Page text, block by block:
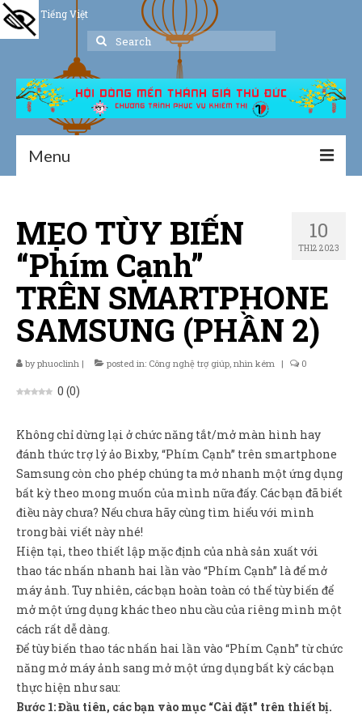
Tiếng Việt
Search
Menu
Giới thiệu
Hoạt động
Thư viện
Dịch vụ hỗ trợ
Sản Phẩm
Giúp đỡ
Liên hệ
10
TH12 2023
MẸO TÙY BIẾN
“Phím Cạnh”
TRÊN SMARTPHONE
SAMSUNG (PHẦN 2)
byphuoclinh | posted in: Công nghệ trợ giúp, nhìn kém | 0
0 (0)
Không chỉ dừng lại ở chức năng tắt/mở màn hình hay
đánh thức trợ lý ảo Bixby, “Phím Cạnh” trên smartphone
Samsung còn cho phép chúng ta mở nhanh một ứng dụng
bất kỳ theo mong muốn của mình nữa đấy. Các bạn đã biết
điều này chưa? Nếu chưa hãy cùng tìm hiểu với mình
trong bài viết này nhé!
Hiện tại, theo thiết lập mặc định của nhà sản xuất với
thao tác nhấn nhanh hai lần vào “Phím Cạnh” là để mở
máy ảnh. Tuy nhiên, các bạn hoàn toàn có thể tùy biến để
mở một ứng dụng khác theo nhu cầu của riêng mình một
cách rất dễ dàng.
Để tùy biến thao tác nhấn hai lần vào “Phím Cạnh” từ chức
năng mở máy ảnh sang mở một ứng dụng bất kỳ các bạn
thực hiện như sau:
Bước 1: Đầu tiên, các bạn vào mục “Cài đặt” trên thiết bị.